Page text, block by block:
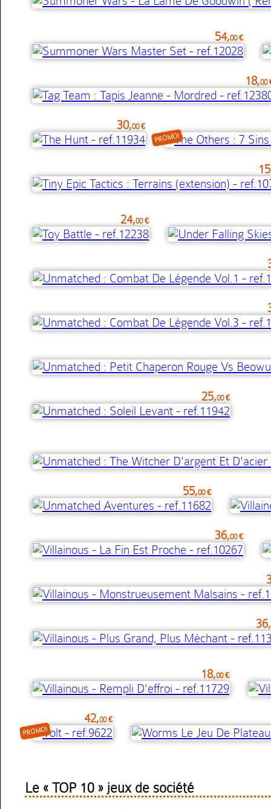
54,00 €
18,00
30,00 €
PROMO!
24,00 €
25,00 €
55,00 €
36,00 €
36,
18,00 €
PROMO!
42,00 €
Le « TOP 10 » jeux de société